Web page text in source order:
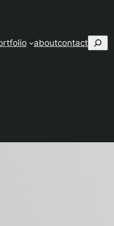
aboutcontactSuchen